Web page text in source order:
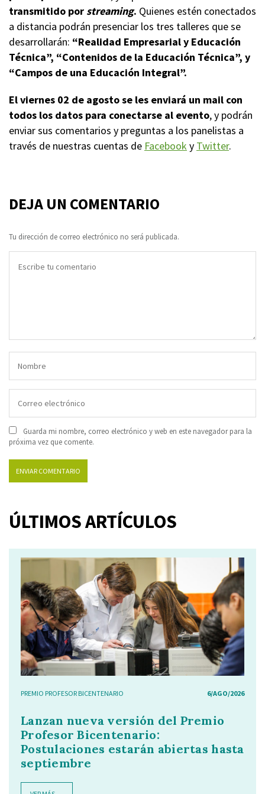
transmitido por streaming. Quienes estén conectados
a distancia podrán presenciar los tres talleres que se
desarrollarán: “Realidad Empresarial y Educación
Técnica”, “Contenidos de la Educación Técnica”, y
“Campos de una Educación Integral”.
El viernes 02 de agosto se les enviará un mail con
todos los datos para conectarse al evento, y podrán
enviar sus comentarios y preguntas a los panelistas a
través de nuestras cuentas de Facebook y Twitter.
DEJA UN COMENTARIO
Tu dirección de correo electrónico no será publicada.
Guarda mi nombre, correo electrónico y web en este navegador para la
próxima vez que comente.
ÚLTIMOS ARTÍCULOS
PREMIO PROFESOR BICENTENARIO 6/AGO/2026
Lanzan nueva versión del Premio
Profesor Bicentenario:
Postulaciones estarán abiertas hasta
septiembre